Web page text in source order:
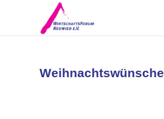
Weihnachtswünsche